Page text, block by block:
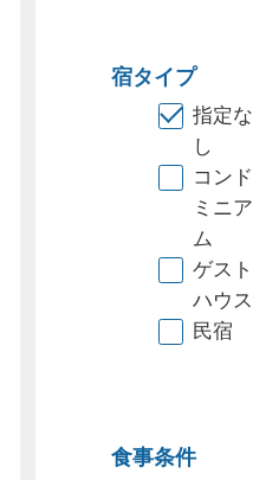
宿タイプ
指定な
し
コンド
ミニア
ム
ゲスト
ハウス
民宿
食事条件